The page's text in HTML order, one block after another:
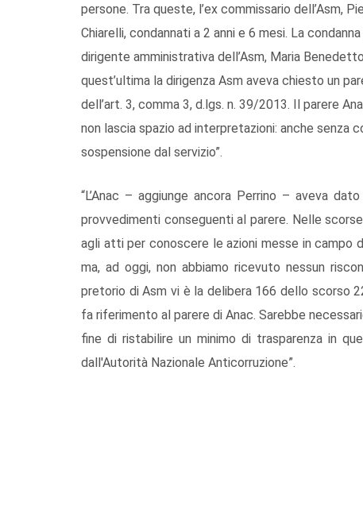
persone. Tra queste, l’ex commissario dell’Asm,
Chiarelli, condannati a 2 anni e 6 mesi. La
dirigente amministrativa dell’Asm, Maria
quest’ultima la dirigenza Asm aveva chiesto un
dell’art. 3, comma 3, d.lgs. n. 39/2013. Il parere
non lascia spazio ad interpretazioni: anche senza
sospensione dal servizio”.
“L’Anac – aggiunge ancora Perrino – aveva
provvedimenti conseguenti al parere. Nelle
agli atti per conoscere le azioni messe in campo
ma, ad oggi, non abbiamo ricevuto nessun
pretorio di Asm vi è la delibera 166 dello scorso
fa riferimento al parere di Anac. Sarebbe
fine di ristabilire un minimo di trasparenza in
dall'Autorità Nazionale Anticorruzione”.